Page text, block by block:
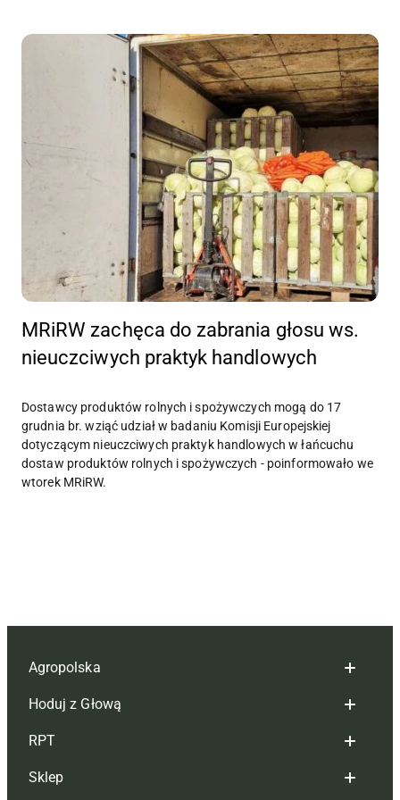
MRiRW zachęca do zabrania głosu ws.
nieuczciwych praktyk handlowych
Dostawcy produktów rolnych i spożywczych mogą do 17
grudnia br. wziąć udział w badaniu Komisji Europejskiej
dotyczącym nieuczciwych praktyk handlowych w łańcuchu
dostaw produktów rolnych i spożywczych - poinformowało we
wtorek MRiRW.
Agropolska
Redakcja
Reklama
Tagi
Hoduj z Głową
Hoduj z głową bydło
Hoduj z głową świnie
RPT
Redakcja
Sklep